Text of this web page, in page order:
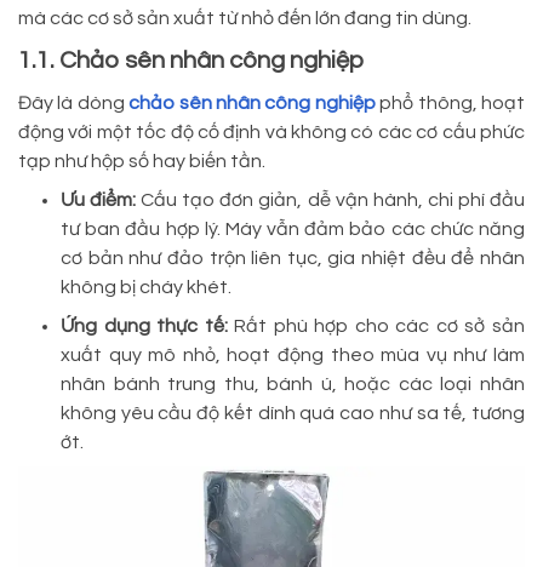
mà các cơ sở sản xuất từ nhỏ đến lớn đang tin dùng.
1.1. Chảo sên nhân công nghiệp
Đây là dòngchảo sên nhân công nghiệpphổ thông, hoạt
động với một tốc độ cố định và không có các cơ cấu phức
tạp như hộp số hay biến tần.
Ưu điểm:Cấu tạo đơn giản, dễ vận hành, chi phí đầu
tư ban đầu hợp lý. Máy vẫn đảm bảo các chức năng
cơ bản như đảo trộn liên tục, gia nhiệt đều để nhân
không bị cháy khét.
Ứng dụng thực tế:Rất phù hợp cho các cơ sở sản
xuất quy mô nhỏ, hoạt động theo mùa vụ như làm
nhân bánh trung thu, bánh ú, hoặc các loại nhân
không yêu cầu độ kết dính quá cao như sa tế, tương
ớt.